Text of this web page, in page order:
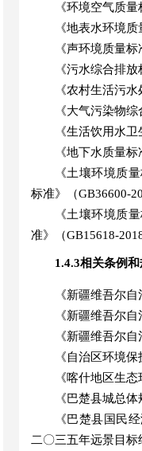
《环境空气质
《地表水环境
《声环境质量标
《污水综合排
《农村生活污
《大气污染物
《生活饮用水
《地下水质量标
《土壤环境质
标准》（GB36600-
《土壤环境质
准》（GB15618-2018
1.4.3相关条例和
《新疆维吾尔
《新疆维吾尔
《新疆维吾尔
《自治区环境保
《喀什地区生
《巴楚县城总体
《巴楚县国民
二〇三五年远景目标